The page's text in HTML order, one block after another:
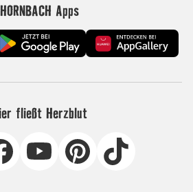
HORNBACH Apps
fließt Herzblut